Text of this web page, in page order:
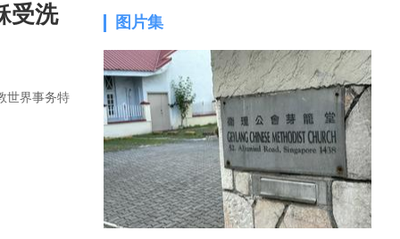
受洗
世界事务特
图片集